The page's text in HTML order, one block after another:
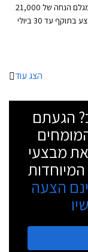
מוצעת גרסת ביזנס עם מנוע T5 במחיר 214,900 ₪ המגלם הנחה של 21,000
₪ ממחיר המחירון הרשמי העומד על 235,900 ₪. המבצע בתוקף עד 30 ביולי
הצג עוד
הגעתם
את מבצעי
הצעה